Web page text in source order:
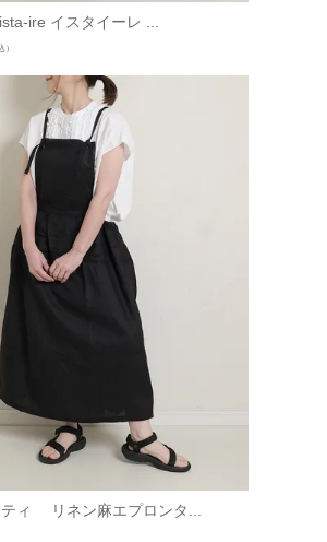
ista-ire イスタイーレ ...
）
ティ リネン麻エプロンタ...